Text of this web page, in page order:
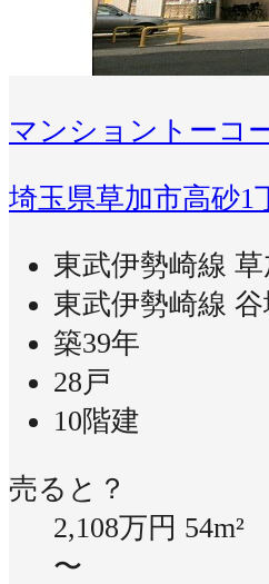
マンショントーコ
埼玉県草加市高砂1
東武伊勢崎線
東武伊勢崎線
築39年
28戸
10階建
売ると？
2,108万円 54m²
〜